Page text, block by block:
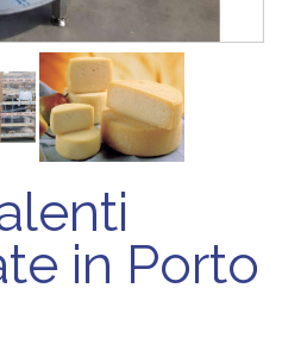
in Porto